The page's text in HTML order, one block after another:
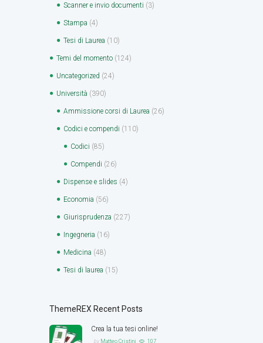
Scanner e invio documenti (3)
Stampa (4)
Tesi di Laurea (10)
Temi del momento (124)
Uncategorized (24)
Università (390)
Ammissione corsi di Laurea (26)
Codici e compendi (110)
Codici (85)
Compendi (26)
Dispense e slides (4)
Economia (56)
Giurisprudenza (227)
Ingegneria (16)
Medicina (48)
Tesi di laurea (15)
ThemeREX Recent Posts
Crea la tua tesi online!
by Matteo Cristini 107